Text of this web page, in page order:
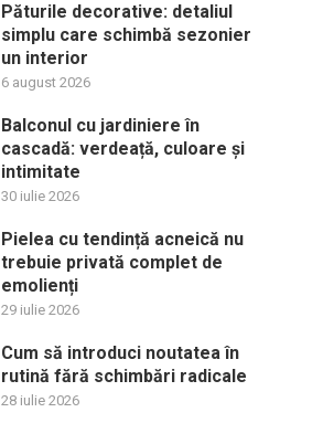
Păturile decorative: detaliul
simplu care schimbă sezonier
un interior
6 august 2026
Balconul cu jardiniere în
cascadă: verdeață, culoare și
intimitate
30 iulie 2026
Pielea cu tendință acneică nu
trebuie privată complet de
emolienți
29 iulie 2026
Cum să introduci noutatea în
rutină fără schimbări radicale
28 iulie 2026